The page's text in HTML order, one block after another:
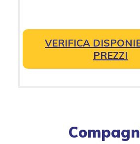
VERIFICA
PREZZI